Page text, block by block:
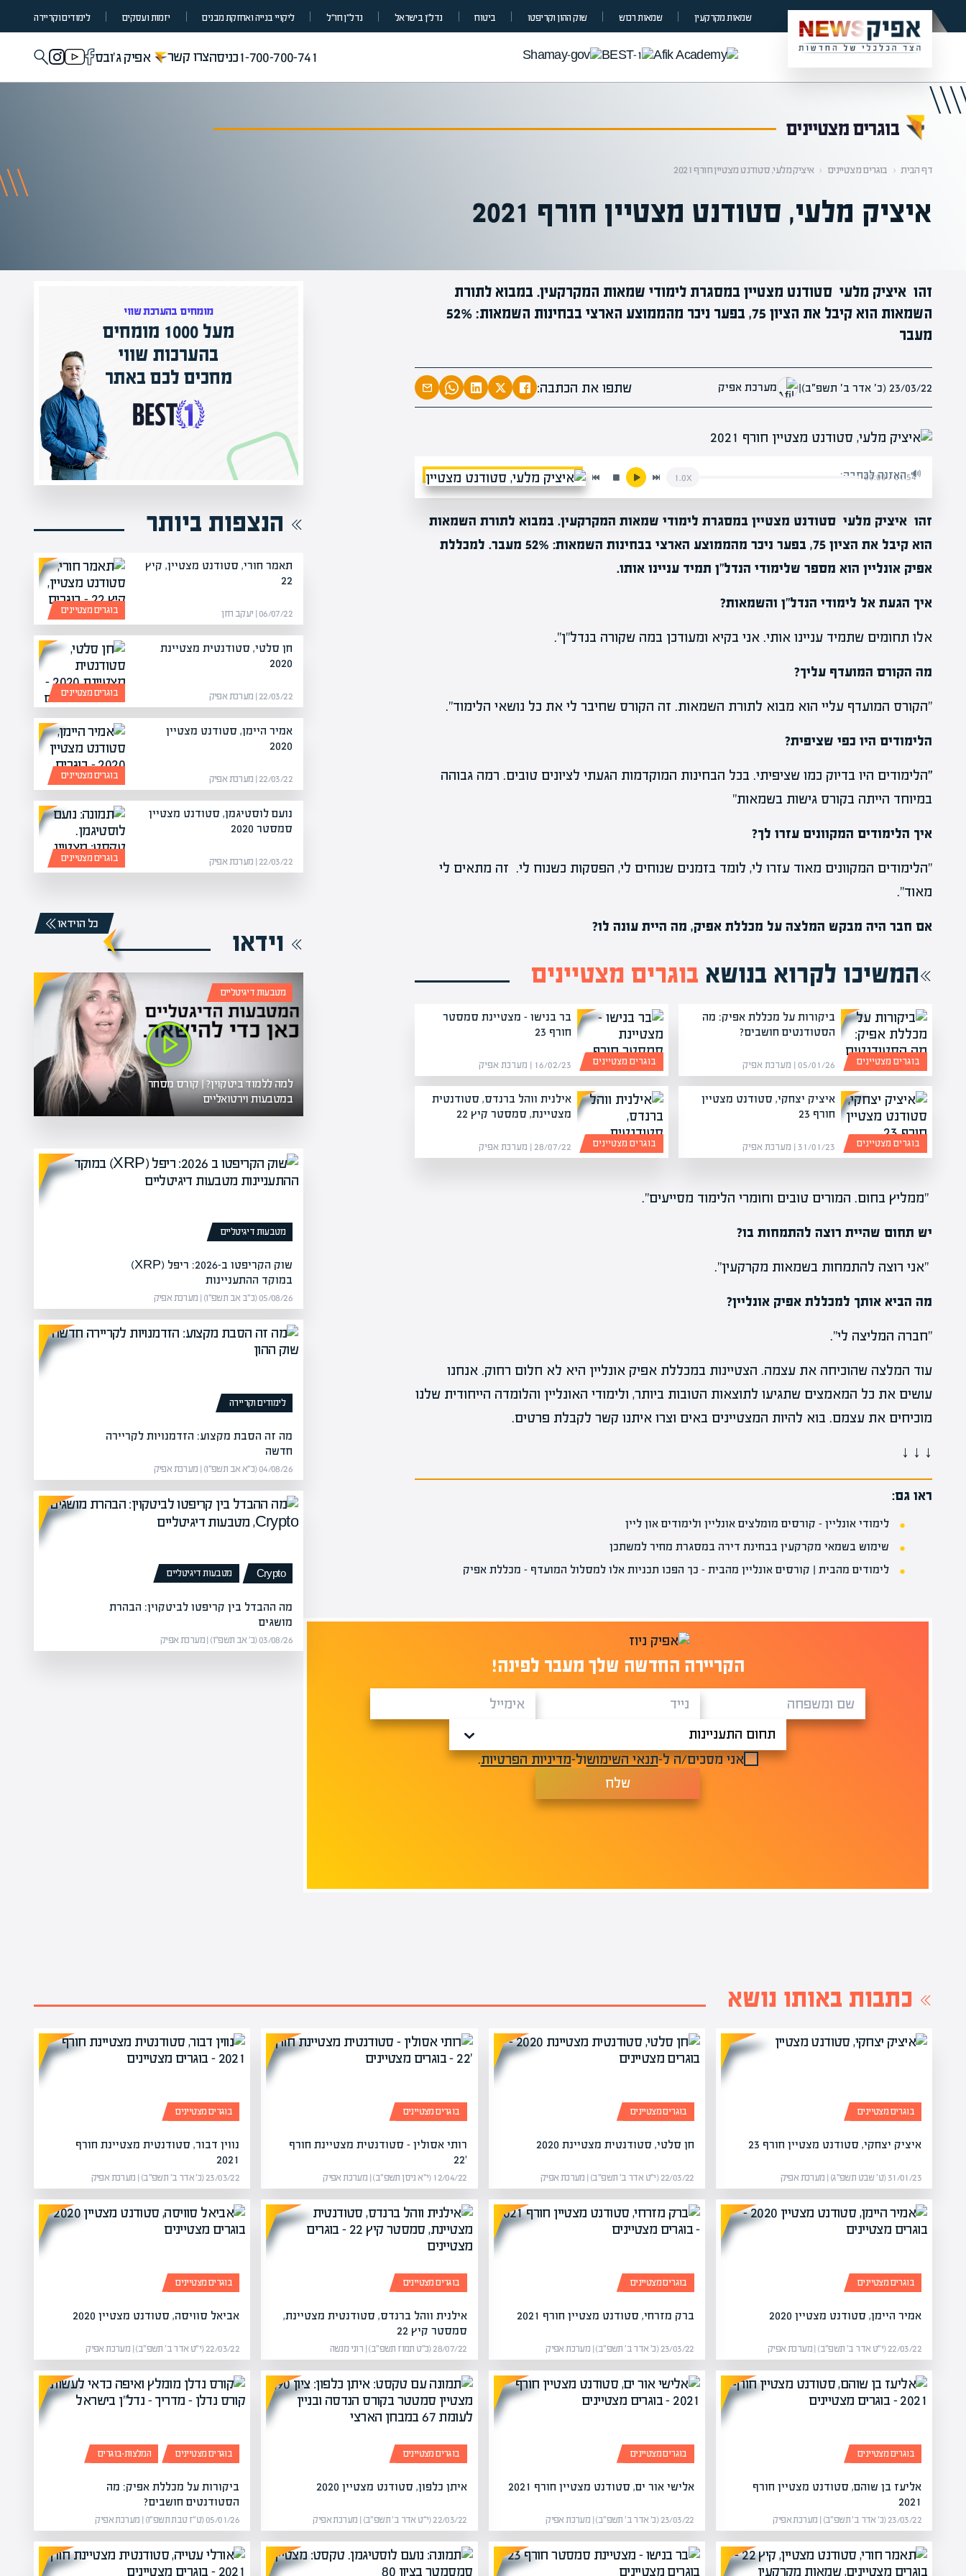
שמאות מקרקעין שמאות רכוש שוק ההון וקריפטו ביטוח נדל”ן בישראל נדל״ן חו״ל ליקויי בנייה ואחזקת מבנים יזמות ועסקים לימודים וקריירה
1-700-700-741כניסהצרו קשר אפיק ג'ובס
בוגרים מצטיינים
דף הבית ‹ בוגרים מצטיינים ‹ איציק מלעי, סטודנט מצטיין חורף 2021
איציק מלעי, סטודנט מצטיין חורף 2021
זהו איציק מלעי סטודנט מצטיין במסגרת לימודי שמאות המקרקעין. במבוא לתורת
השמאות הוא קיבל את הציון 75, בפער ניכר מהממוצע הארצי בבחינות השמאות: 52%
מעבר
23/03/22 (כ׳ אדר ב׳ תשפ״ב) | מערכת אפיק שתפו את הכתבה:
האזנה לכתבה:01:54
/
00:00
1.0x
זהו איציק מלעי סטודנט מצטיין במסגרת לימודי שמאות המקרקעין. במבוא לתורת השמאות
הוא קיבל את הציון 75, בפער ניכר מהממוצע הארצי בבחינות השמאות: 52% מעבר. למכללת
אפיק אונליין הוא מספר שלימודי הנדל"ן תמיד עניינו אותו.
איך הגעת אל לימודי הנדל"ן והשמאות?
אלו תחומים שתמיד עניינו אותי. אני בקיא ומעודכן במה שקורה בנדל"ן".
מה הקורס המועדף עליך?
"הקורס המועדף עליי הוא מבוא לתורת השמאות. זה הקורס שחיבר לי את כל נושאי הלימוד".
הלימודים היו כפי שציפית?
"הלימודים היו בדיוק כמו שציפיתי. בכל הבחינות המוקדמות הגעתי לציונים טובים. רמה גבוהה
במיוחד הייתה בקורס גישות בשמאות"
איך הלימודים המקוונים עזרו לך?
"הלימודים המקוונים מאוד עזרו לי, לומד בזמנים שנוחים לי, הפסקות כשנוח לי. זה מתאים לי
מאוד".
אם חבר היה מבקש המלצה על מכללת אפיק, מה היית עונה לו?
המשיכו לקרוא בנושא בוגרים מצטיינים
ביקורות על מכללת אפיק: מה
הסטודנטים חושבים?
05/01/26 | מערכת אפיק בוגרים מצטיינים
בר בנישו – מצטיינת סמסטר
חורף 23
16/02/23 | מערכת אפיק בוגרים מצטיינים
איציק יצחקי, סטודנט מצטיין
חורף 23
31/01/23 | מערכת אפיק בוגרים מצטיינים
אילנית ווהל ברנדס, סטודנטית
מצטיינת, סמסטר קיץ 22
28/07/22 | מערכת אפיק בוגרים מצטיינים
"ממליץ בחום. המורים טובים וחומרי הלימוד מסייעים".
יש תחום שהיית רוצה להתמחות בו?
"אני רוצה להתמחות בשמאות מקרקעין".
מה הביא אותך למכללת אפיק אונליין?
"חברה המליצה לי".
עוד המלצה שהוכיחה את עצמה. הצטיינות במכללת אפיק אונליין היא לא חלום רחוק. אנחנו
עושים את כל המאמצים שתגיעו לתוצאות הטובות ביותר, ולימודי האונליין והלומדה הייחודית שלנו
מוכיחים את עצמם. בוא להיות המצטיינים באים וצרו איתנו קשר לקבלת פרטים.
↓ ↓ ↓
ראו גם:
לימודי אונליין – קורסים מומלצים אונליין ולימודים און ליין
שימוש בשמאי מקרקעין בבחינת דירה במסגרת מחיר למשתכן
לימודים מהבית | קורסים אונליין מהבית – כך הפכו תכניות אלו למסלול המועדף – מכללת אפיק
הקריירה החדשה שלך מעבר לפינה!
אני מסכים/ה ל-תנאי השימושול-מדיניות הפרטיות.
שלח
המרצים המובילים בישראל
הקריירה החדשה שלך מעבר לפינה!
מומחים בהערכת שווי
מעל 1000 מומחים
בהערכות שווי
מחכים לכם באתר
הנצפות ביותר
בוגרים מצטיינים
תאמר חורי, סטודנט מצטיין, קיץ
22
06/07/22 | יעקב חזן
בוגרים מצטיינים
חן סלטי, סטודנטית מצטיינת
2020
22/03/22 | מערכת אפיק
בוגרים מצטיינים
אמיר היימן, סטודנט מצטיין
2020
22/03/22 | מערכת אפיק
בוגרים מצטיינים
נועם לוסטיגמן, סטודנט מצטיין
סמסטר 2020
22/03/22 | מערכת אפיק
וידאו
כל הוידאו
מטבעות דיגיטליים
למה ללמוד ביטקוין? | קורס מסחר
במטבעות וירטואליים
מטבעות דיגיטליים
שוק הקריפטו ב-2026: ריפל (XRP)
במוקד ההתעניינות
05/08/26 (כ״ב אב תשפ״ו) | מערכת אפיק
לימודים וקריירה
מה זה הסבת מקצוע: הזדמנויות לקריירה
חדשה
04/08/26 (כ״א אב תשפ״ו) | מערכת אפיק
Crypto מטבעות דיגיטליים
מה ההבדל בין קריפטו לביטקוין: הבהרת
מושגים
03/08/26 (כ׳ אב תשפ״ו) | מערכת אפיק
כתבות באותו נושא
בוגרים מצטיינים
איציק יצחקי, סטודנט מצטיין חורף 23
31/01/23 (ט׳ שבט תשפ״ג) | מערכת אפיק
בוגרים מצטיינים
חן סלטי, סטודנטית מצטיינת 2020
22/03/22 (י״ט אדר ב׳ תשפ״ב) | מערכת אפיק
בוגרים מצטיינים
רותי אסולין – סטודנטית מצטיינת חורף
'22
12/04/22 (י״א ניסן תשפ״ב) | מערכת אפיק
בוגרים מצטיינים
נווין דבור, סטודנטית מצטיינת חורף
2021
23/03/22 (כ׳ אדר ב׳ תשפ״ב) | מערכת אפיק
בוגרים מצטיינים
אמיר היימן, סטודנט מצטיין 2020
22/03/22 (י״ט אדר ב׳ תשפ״ב) | מערכת אפיק
בוגרים מצטיינים
ברק מזרחי, סטודנט מצטיין חורף 2021
23/03/22 (כ׳ אדר ב׳ תשפ״ב) | מערכת אפיק
בוגרים מצטיינים
אילנית ווהל ברנדס, סטודנטית מצטיינת,
סמסטר קיץ 22
28/07/22 (כ״ט תמוז תשפ״ב) | רוני מנשה
בוגרים מצטיינים
אביאל סוויסה, סטודנט מצטיין 2020
22/03/22 (י״ט אדר ב׳ תשפ״ב) | מערכת אפיק
בוגרים מצטיינים
אליעז בן שוהם, סטודנט מצטיין חורף
2021
23/03/22 (כ׳ אדר ב׳ תשפ״ב) | מערכת אפיק
בוגרים מצטיינים
אלישי אור ים, סטודנט מצטיין חורף 2021
23/03/22 (כ׳ אדר ב׳ תשפ״ב) | מערכת אפיק
בוגרים מצטיינים
איתן כלפון, סטודנט מצטיין 2020
22/03/22 (י״ט אדר ב׳ תשפ״ב) | מערכת אפיק
בוגרים מצטיינים המלצות-בוגרים
ביקורות על מכללת אפיק: מה
הסטודנטים חושבים?
05/01/26 (ט״ז טבת תשפ״ו) | מערכת אפיק